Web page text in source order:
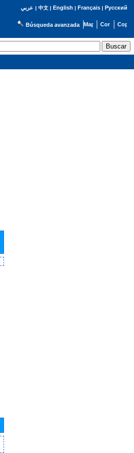
عربي | 中文| English | Français| Русский
Búsqueda avanzada